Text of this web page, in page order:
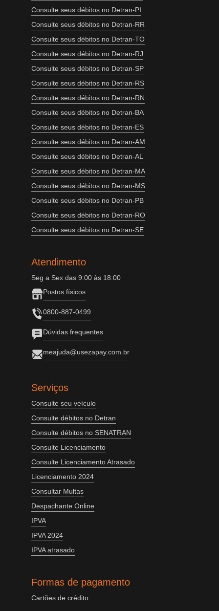
Consulte seus débitos no Detran-PI
Consulte seus débitos no Detran-RR
Consulte seus débitos no Detran-TO
Consulte seus débitos no Detran-RJ
Consulte seus débitos no Detran-SP
Consulte seus débitos no Detran-RS
Consulte seus débitos no Detran-RN
Consulte seus débitos no Detran-BA
Consulte seus débitos no Detran-ES
Consulte seus débitos no Detran-AM
Consulte seus débitos no Detran-AL
Consulte seus débitos no Detran-MA
Consulte seus débitos no Detran-MS
Consulte seus débitos no Detran-PB
Consulte seus débitos no Detran-RO
Consulte seus débitos no Detran-SE
Atendimento
Seg a Sex das 9:00 às 18:00
Postos físicos
0800-887-0499
Dúvidas frequentes
meajuda@usezapay.com.br
Serviços
Consulte seu veículo
Consulte débitos no Detran
Consulte débitos no SENATRAN
Consulte Licenciamento
Consulte Licenciamento Atrasado
Licenciamento 2024
Consultar Multas
Despachante Online
IPVA
IPVA 2024
IPVA atrasado
Formas de pagamento
Cartões de crédito